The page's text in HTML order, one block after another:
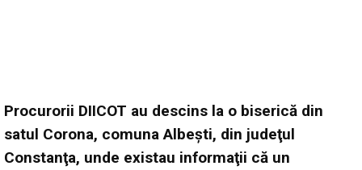
Procurorii DIICOT au descins la o biserică din
satul Corona, comuna Albeşti, din judeţul
Constanţa, unde existau informaţii că un